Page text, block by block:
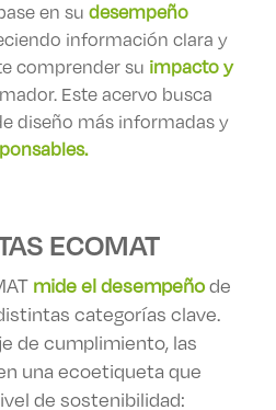
en su desempeño
información clara y
comprender su impacto y
Este acervo busca
diseño más informadas y
ECOMAT
mide el desempeñode
categorías clave.
de cumplimiento, las
una ecoetiqueta que
de sostenibilidad: